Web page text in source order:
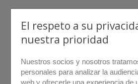
El respeto a su
nuestra prioridad
Nuestros socios y nosotros
personales para analizar la
web y ofrecerle una experiencia de